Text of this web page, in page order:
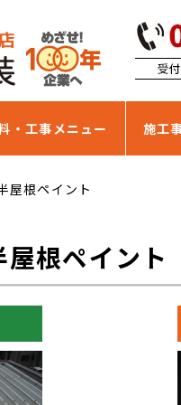
・工事メニュー 施工
根ペイント
根ペイント